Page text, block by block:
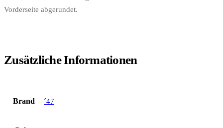
Vorderseite abgerundet.
Zusätzliche Informationen
Brand ´47